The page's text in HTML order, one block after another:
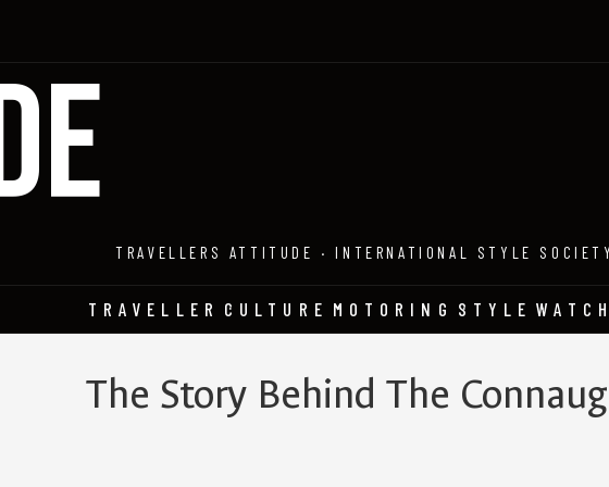
TRAVELLERS ATTITUDE · INTERNATIONAL STYLE SOCIETY
TRAVELLER CULTURE MOTORING STYLE
The Story Behind The